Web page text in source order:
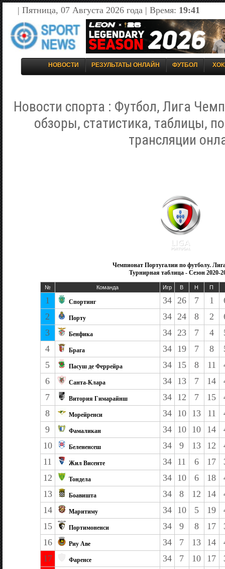
| Пятница, 07 Августа 2026 года | Время: 19:41
НОВОСТИ РЕЗУЛЬТАТЫ ОНЛАЙН ФУТБОЛ
Новости спорта : Футбол, Лига
обзоры, статистика, таблицы,
трансляции
Чемпионат Португалии по футболу.
Турнирная таблица - Сезон 2020-
№ Команда Игр В Н П
1 Спортинг 34 26 7 1
2
Порту 34 24 8 2
3
Бенфика 34 23 7 4
4
Брага 34 19 7 8
5
Пасуш де Феррейра 34 15 8 11
6
Санта-Клара 34 13 7 14
7
Витория Гимарайнш 34 12 7 15
8
Морейренси 34 10 13 11
9
Фамаликан 34 10 10 14
10
Белененсеш 34 9 13 12
11
Жил Висенте 34 11 6 17
12
Тондела 34 10 6 18
13
Боавишта 34 8 12 14
14
Маритиму 34 10 5 19
15
Портимоненси 34 9 8 17
16
Риу Аве 34 7 13 14
17
Фаренсе 34 7 10 17